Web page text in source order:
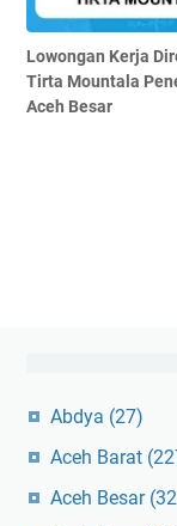
Lowongan Kerja
Tirta Mountala
Aceh Besar
Abdya (27)
Aceh Barat
Aceh Besar